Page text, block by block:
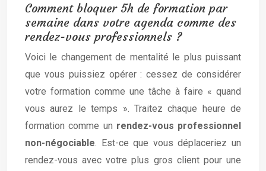
Comment bloquer 5h de formation par
semaine dans votre agenda comme des
rendez-vous professionnels ?
Voici le changement de mentalité le plus puissant
que vous puissiez opérer : cessez de considérer
votre formation comme une tâche à faire « quand
vous aurez le temps ». Traitez chaque heure de
formation comme un rendez-vous professionnel
non-négociable. Est-ce que vous déplaceriez un
rendez-vous avec votre plus gros client pour une